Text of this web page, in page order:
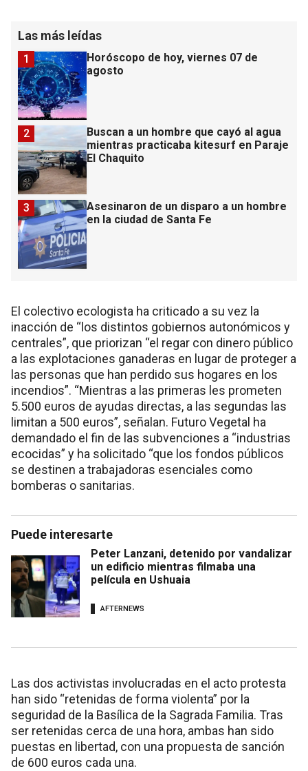
Las más leídas
Horóscopo de hoy, viernes 07 de
agosto
1
Buscan a un hombre que cayó al agua
mientras practicaba kitesurf en Paraje
El Chaquito
2
Asesinaron de un disparo a un hombre
en la ciudad de Santa Fe
3
El colectivo ecologista ha criticado a su vez la
inacción de “los distintos gobiernos autonómicos y
centrales”, que priorizan “el regar con dinero público
a las explotaciones ganaderas en lugar de proteger a
las personas que han perdido sus hogares en los
incendios”. “Mientras a las primeras les prometen
5.500 euros de ayudas directas, a las segundas las
limitan a 500 euros”, señalan. Futuro Vegetal ha
demandado el fin de las subvenciones a “industrias
ecocidas” y ha solicitado “que los fondos públicos
se destinen a trabajadoras esenciales como
bomberas o sanitarias.
Puede interesarte
Peter Lanzani, detenido por vandalizar
un edificio mientras filmaba una
película en Ushuaia
AFTERNEWS
Las dos activistas involucradas en el acto protesta
han sido “retenidas de forma violenta” por la
seguridad de la Basílica de la Sagrada Familia. Tras
ser retenidas cerca de una hora, ambas han sido
puestas en libertad, con una propuesta de sanción
de 600 euros cada una.